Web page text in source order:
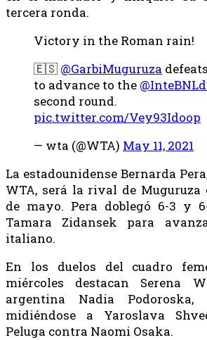
tercera ronda.
Victory in the Roman rain!
🇪🇸 @GarbiMuguruza
to advance to the
second round.
pic.twitter.com/Vey93Idoop
— wta (@WTA) May 11, 2021
La estadounidense Bernarda
WTA, será la rival de Muguruza
de mayo. Pera doblegó 6-3 y
Tamara Zidansek para
italiano.
En los duelos del cuadro
miércoles destacan Serena
argentina Nadia
midiéndose a Yaroslava
Peluga contra Naomi Osaka.